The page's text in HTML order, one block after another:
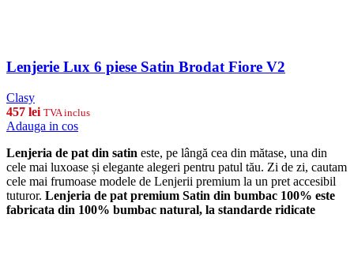
Lenjerie Lux 6 piese Satin Brodat Fiore V2
Clasy
457 lei TVA inclus
Adauga in cos
Lenjeria de pat din satin este, pe lângă cea din mătase, una din
cele mai luxoase și elegante alegeri pentru patul tău. Zi de zi, cautam
cele mai frumoase modele de Lenjerii premium la un pret accesibil
tuturor. Lenjeria de pat premium Satin din bumbac 100% este
fabricata din 100% bumbac natural, la standarde ridicate